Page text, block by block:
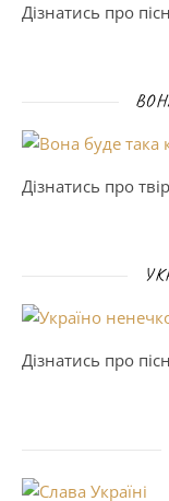
Дізнатись про
Дізнатись про твір
Дізнатись про